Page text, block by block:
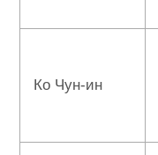
Ко Чун-ин